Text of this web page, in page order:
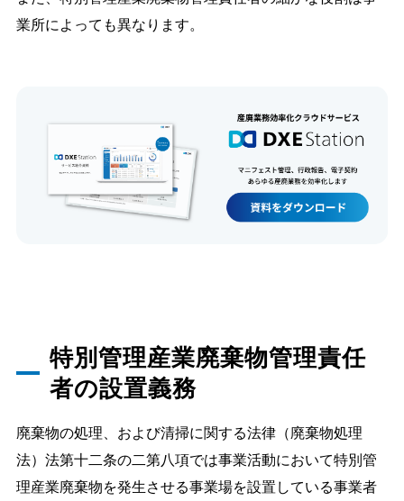
業所によっても異なります。
特別管理産業廃棄物管理責任
者の設置義務
廃棄物の処理、および清掃に関する法律（廃棄物処理
法）法第十二条の二第八項では事業活動において特別管
理産業廃棄物を発生させる事業場を設置している事業者